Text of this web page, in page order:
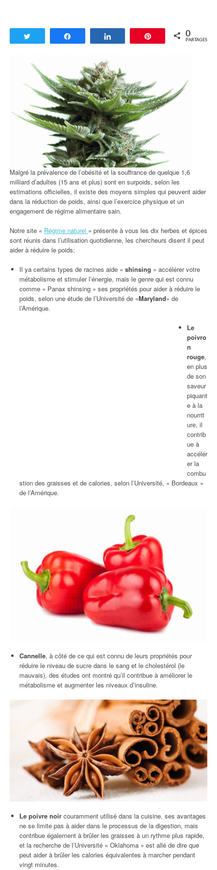
Enregistrer
0
PARTAGES
Malgré la prévalence de l’obésité et la souffrance de quelque 1,6
milliard d’adultes (15 ans et plus) sont en surpoids, selon les
estimations officielles, il existe des moyens simples qui peuvent aider
dans la réduction de poids, ainsi que l’exercice physique et un
engagement de régime alimentaire sain.
Notre site « Régime naturel » présente à vous les dix herbes et épices
sont réunis dans l’utilisation quotidienne, les chercheurs disent il peut
aider à réduire le poids:
Il ya certains types de racines aide « shinsing » accélérer votre
métabolisme et stimuler l’énergie, mais le genre qui est connu
comme « Panax shinsing » ses propriétés pour aider à réduire le
poids, selon une étude de l’Université de «Maryland» de
l’Amérique.
Le
poivro
n
rouge,
en plus
de son
saveur
piquant
e à la
nourrit
ure, il
contrib
ue à
accélér
er la
combu
stion des graisses et de calories, selon l’Université, « Bordeaux »
de l’Amérique.
Cannelle, à côté de ce qui est connu de leurs propriétés pour
réduire le niveau de sucre dans le sang et le cholestérol (le
mauvais), des études ont montré qu’il contribue à améliorer le
métabolisme et augmenter les niveaux d’insuline.
Le poivre noir couramment utilisé dans la cuisine, ses avantages
ne se limite pas à aider dans le processus de la digestion, mais
contribue également à brûler les graisses à un rythme plus rapide,
et la recherche de l’Université « Oklahoma » est allé de dire que
peut aider à brûler les calories équivalentes à marcher pendant
vingt minutes.